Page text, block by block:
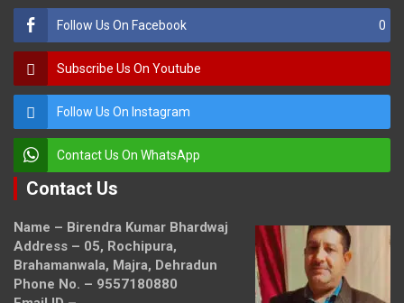
Follow Us On Facebook 0
Subscribe Us On Youtube
Follow Us On Instagram
Contact Us On WhatsApp
Contact Us
Name – Birendra Kumar Bhardwaj
Address – 05, Rochipura,
Brahamanwala, Majra, Dehradun
Phone No. – 9557180880